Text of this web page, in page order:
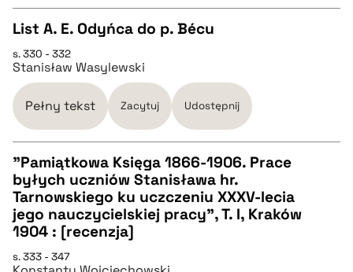
BIBTEX
pobierz cytat
CZYSTY TEKST
pobierz cytat
BIBTEX
pobierz cytat
List A. E. Odyńca do p. Bécu
s. 330 - 332
Stanisław Wasylewski
Pełny tekst Zacytuj Udostępnij
CZYSTY TEKST
pobierz cytat
"Pamiątkowa Księga 1866-1906. Prace
byłych uczniów Stanisława hr.
Tarnowskiego ku uczczeniu XXXV-lecia
jego nauczycielskiej pracy", T. I, Kraków
1904 : [recenzja]
s. 333 - 347